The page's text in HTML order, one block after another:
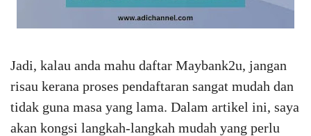
Jadi, kalau anda mahu daftar Maybank2u, jangan
risau kerana proses pendaftaran sangat mudah dan
tidak guna masa yang lama. Dalam artikel ini, saya
akan kongsi langkah-langkah mudah yang perlu